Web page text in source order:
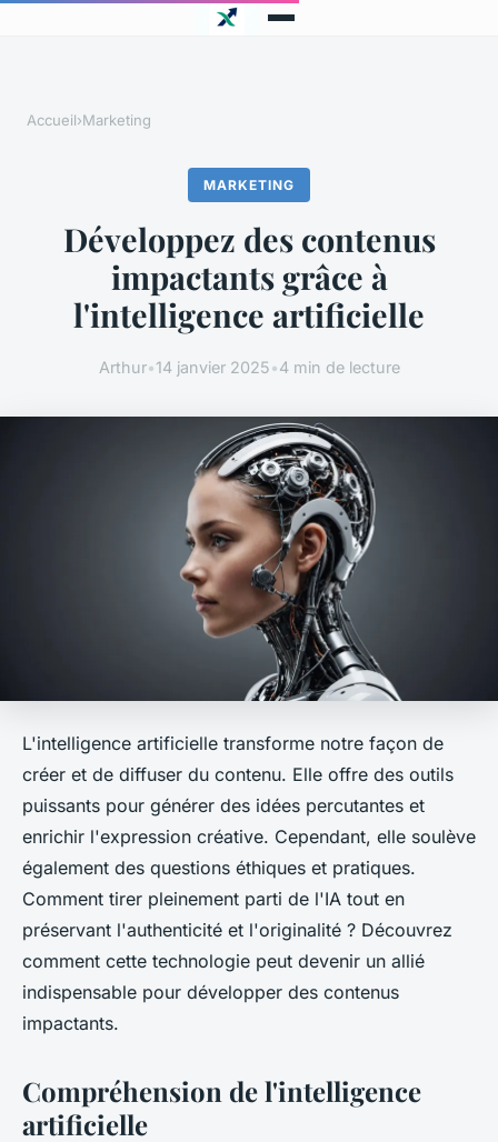
Accueil›Marketing
MARKETING
Développez des contenus
impactants grâce à
l'intelligence artificielle
Arthur•14 janvier 2025•4 min de lecture
L'intelligence artificielle transforme notre façon de
créer et de diffuser du contenu. Elle offre des outils
puissants pour générer des idées percutantes et
enrichir l'expression créative. Cependant, elle soulève
également des questions éthiques et pratiques.
Comment tirer pleinement parti de l'IA tout en
préservant l'authenticité et l'originalité ? Découvrez
comment cette technologie peut devenir un allié
indispensable pour développer des contenus
impactants.
Compréhension de l'intelligence
artificielle